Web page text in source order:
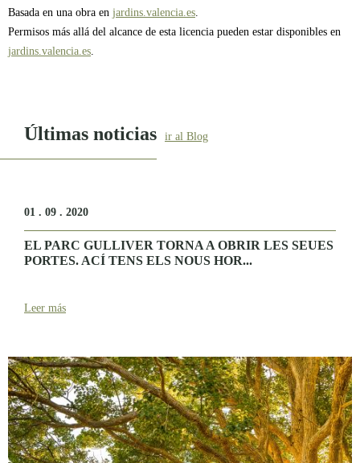
Basada en una obra en jardins.valencia.es
Permisos más allá del alcance de esta licencia pueden estar disponibles en
jardins.valencia.es
Últimas noticias ir al Blog
01 . 09 . 2020
EL PARC GULLIVER TORNA A OBRIR LES SEUES
PORTES. ACÍ TENS ELS NOUS HOR...
Leer más